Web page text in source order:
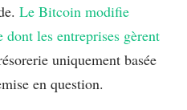
Le Bitcoin modifie
les entreprises gèrent
uniquement basée
en question.